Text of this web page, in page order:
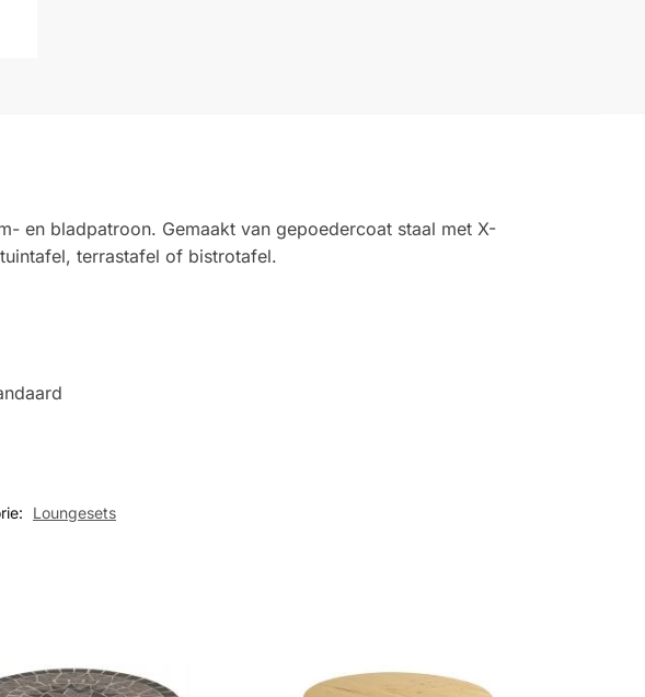
en bladpatroon. Gemaakt van gepoedercoat staal met X-
terrastafel of bistrotafel.
Loungesets